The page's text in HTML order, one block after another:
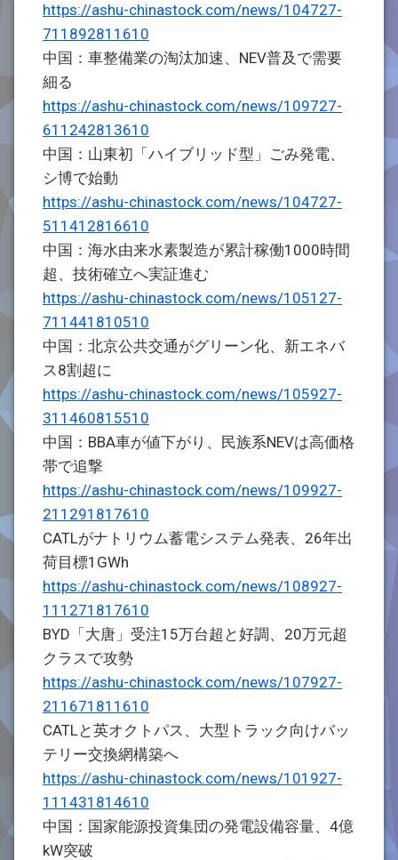
https://ashu-chinastock.com/news/104727-
711892811610
中国：車整備業の淘汰加速、NEV普及で需要
細る
https://ashu-chinastock.com/news/109727-
611242813610
中国：山東初「ハイブリッド型」ごみ発電、
シ博で始動
https://ashu-chinastock.com/news/104727-
511412816610
中国：海水由来水素製造が累計稼働1000時間
超、技術確立へ実証進む
https://ashu-chinastock.com/news/105127-
711441810510
中国：北京公共交通がグリーン化、新エネバ
ス8割超に
https://ashu-chinastock.com/news/105927-
311460815510
中国：BBA車が値下がり、民族系NEVは高価格
帯で追撃
https://ashu-chinastock.com/news/109927-
211291817610
CATLがナトリウム蓄電システム発表、26年出
荷目標1GWh
https://ashu-chinastock.com/news/108927-
111271817610
BYD「大唐」受注15万台超と好調、20万元超
クラスで攻勢
https://ashu-chinastock.com/news/107927-
211671811610
CATLと英オクトパス、大型トラック向けバッ
テリー交換網構築へ
https://ashu-chinastock.com/news/101927-
111431814610
中国：国家能源投資集団の発電設備容量、4億
kW突破